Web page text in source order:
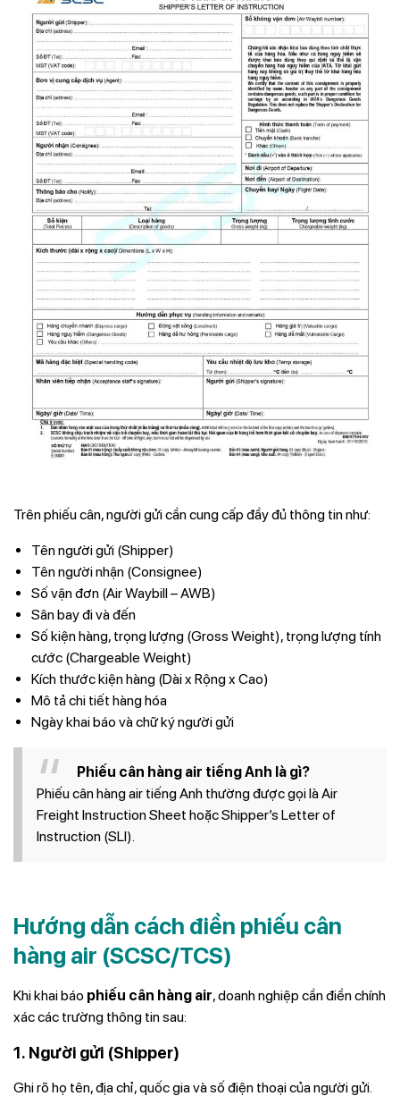
Trên phiếu cân, người gửi cần cung cấp đầy đủ thông tin như:
Tên người gửi (Shipper)
Tên người nhận (Consignee)
Số vận đơn (Air Waybill – AWB)
Sân bay đi và đến
Số kiện hàng, trọng lượng (Gross Weight), trọng lượng tính
cước (Chargeable Weight)
Kích thước kiện hàng (Dài x Rộng x Cao)
Mô tả chi tiết hàng hóa
Ngày khai báo và chữ ký người gửi
Phiếu cân hàng air tiếng Anh là gì?
Phiếu cân hàng air tiếng Anh thường được gọi làAir
Freight Instruction Sheet hoặcShipper’s Letter of
Instruction (SLI).
Hướng dẫn cách điền phiếu cân
hàng air (SCSC/TCS)
Khi khai báo phiếu cân hàng air, doanh nghiệp cần điền chính
xác các trường thông tin sau:
1. Người gửi (Shipper)
Ghi rõ họ tên, địa chỉ, quốc gia và số điện thoại của người gửi.